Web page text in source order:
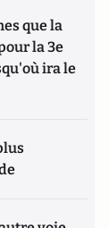
que la
la 3e
ira le